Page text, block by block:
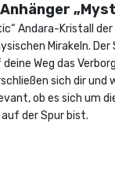
Andara-Kristall
Mirakeln.
Weg das
sich dir und
ob es sich um
der Spur bist.